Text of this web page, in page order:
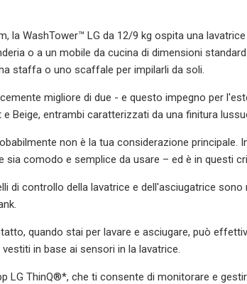
la WashTower™ LG da 12/9 kg ospita una
o a un mobile da cucina di dimensioni
staffa o uno scaffale per impilarli da soli.
migliore di due - e questo impegno per
Beige, entrambi caratterizzati da una finitura
non è la tua considerazione
sia comodo e semplice da usare – ed è in questi
di controllo della lavatrice e dell'asciugatrice
quando stai per lavare e asciugare, può
in base ai sensori in la lavatrice.
LG ThinQ®*, che ti consente di monitorare e